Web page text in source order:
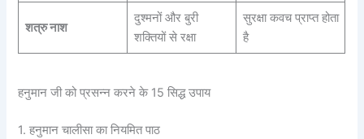
शत्रु नाश
दुश्मनों और बुरी
शक्तियों से रक्षा
सुरक्षा कवच प्राप्त होता
है
हनुमान जी को प्रसन्न करने के 15 सिद्ध उपाय
1. हनुमान चालीसा का नियमित पाठ